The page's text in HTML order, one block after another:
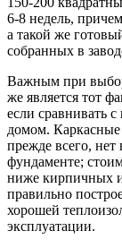
6-8 недель,
а такой же
собранных в
Важным при
же является тот
если сравнивать
домом. Каркасные
прежде всего,
фундаменте;
ниже кирпичных
правильно
хорошей
эксплуатации.